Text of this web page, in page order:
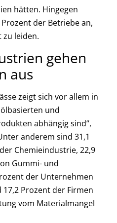
hätten. Hingegen
der Betriebe an,
leiden.
gehen
aus
zeigt sich vor allem in
und
abhängig sind“,
anderem sind 31,1
Chemieindustrie, 22,9
Gummi- und
der Unternehmen
Prozent der Firmen
vom Materialmangel